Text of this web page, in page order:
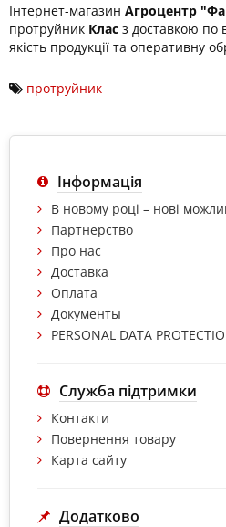
Інтернет-магазин Агроцентр
протруйник Клас з доставкою по
якість продукції та оперативну
протруйник
Інформація
В новому році – нові
Партнерство
Про нас
Доставка
Оплата
Документы
PERSONAL DATA
Служба підтримки
Контакти
Повернення товару
Карта сайту
Додатково